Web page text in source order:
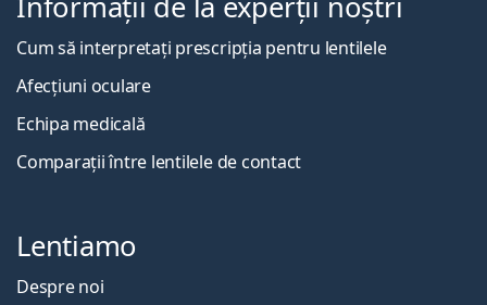
Cum să interpretați prescripția pentru lentilele
Afecțiuni oculare
Echipa medicală
Comparații între lentilele de contact
Lentiamo
Despre noi